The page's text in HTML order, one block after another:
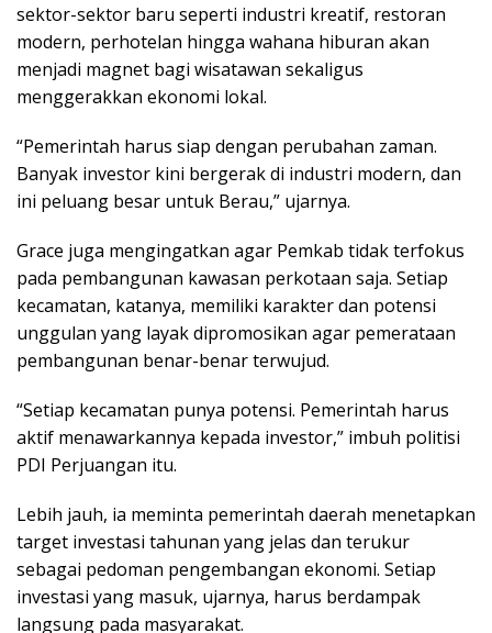
sektor-sektor baru seperti industri kreatif, restoran
modern, perhotelan hingga wahana hiburan akan
menjadi magnet bagi wisatawan sekaligus
menggerakkan ekonomi lokal.
“Pemerintah harus siap dengan perubahan zaman.
Banyak investor kini bergerak di industri modern, dan
ini peluang besar untuk Berau,” ujarnya.
Grace juga mengingatkan agar Pemkab tidak terfokus
pada pembangunan kawasan perkotaan saja. Setiap
kecamatan, katanya, memiliki karakter dan potensi
unggulan yang layak dipromosikan agar pemerataan
pembangunan benar-benar terwujud.
“Setiap kecamatan punya potensi. Pemerintah harus
aktif menawarkannya kepada investor,” imbuh politisi
PDI Perjuangan itu.
Lebih jauh, ia meminta pemerintah daerah menetapkan
target investasi tahunan yang jelas dan terukur
sebagai pedoman pengembangan ekonomi. Setiap
investasi yang masuk, ujarnya, harus berdampak
langsung pada masyarakat.